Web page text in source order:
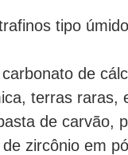
tipo
de
terras raras,
de carvão,
zircônio em